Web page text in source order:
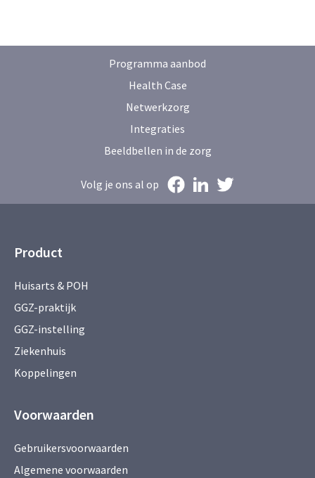
Programma aanbod
Health Case
Netwerkzorg
Integraties
Beeldbellen in de zorg
Volg je ons al op
Product
Huisarts & POH
GGZ-praktijk
GGZ-instelling
Ziekenhuis
Koppelingen
Voorwaarden
Gebruikersvoorwaarden
Algemene voorwaarden